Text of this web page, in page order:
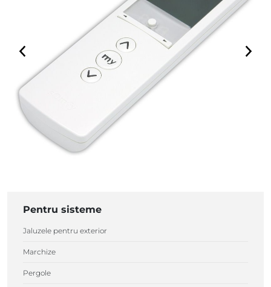
Pentru sisteme
Jaluzele pentru exterior
Marchize
Pergole